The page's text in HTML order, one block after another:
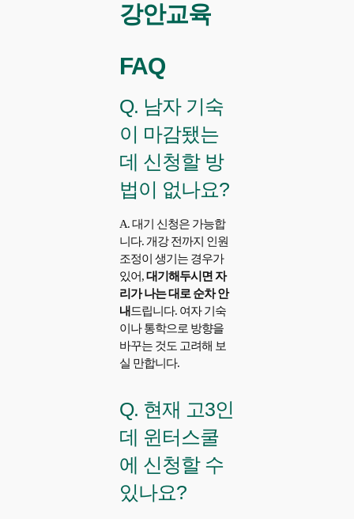
강안교육
FAQ
Q. 남자 기숙
이 마감됐는
데 신청할 방
법이 없나요?
A. 대기 신청은 가능합
니다. 개강 전까지 인원
조정이 생기는 경우가
있어,대기해두시면 자
리가 나는 대로 순차 안
내 드립니다. 여자 기숙
이나 통학으로 방향을
바꾸는 것도 고려해 보
실 만합니다.
Q. 현재 고3인
데 윈터스쿨
에 신청할 수
있나요?